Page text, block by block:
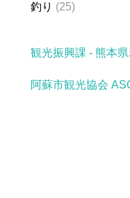
釣り (25)
観光振興課 - 熊本
阿蘇市観光協会